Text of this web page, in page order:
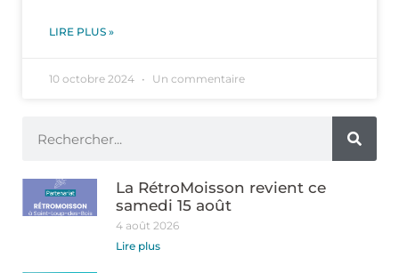
LIRE PLUS »
10 octobre 2024 Un commentaire
La RétroMoisson revient ce
samedi 15 août
4 août 2026
Lire plus